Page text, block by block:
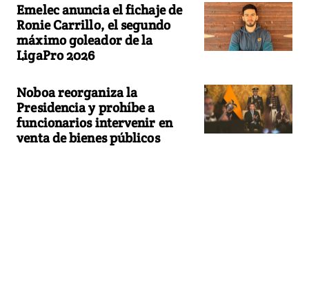
Emelec anuncia el fichaje de
Ronie Carrillo, el segundo
máximo goleador de la
LigaPro 2026
Noboa reorganiza la
Presidencia y prohíbe a
funcionarios intervenir en
venta de bienes públicos